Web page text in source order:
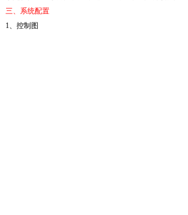
三、系统配置
1、控制图